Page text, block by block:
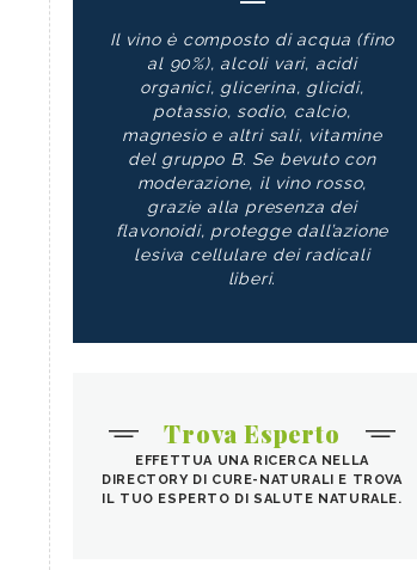
Il vino è composto di acqua (fino
al 90%), alcoli vari, acidi
organici, glicerina, glicidi,
potassio, sodio, calcio,
magnesio e altri sali, vitamine
del gruppo B. Se bevuto con
moderazione, il vino rosso,
grazie alla presenza dei
flavonoidi, protegge dall’azione
lesiva cellulare dei radicali
liberi.
Trova Esperto
EFFETTUA UNA RICERCA NELLA
DIRECTORY DI CURE-NATURALI E TROVA
IL TUO ESPERTO DI SALUTE NATURALE.